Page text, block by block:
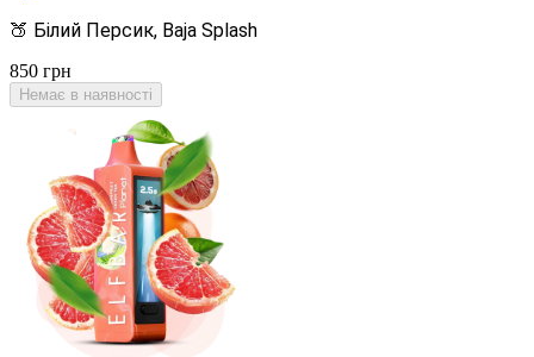
🍑 Білий Персик, Baja Splash
850 грн
Немає в наявності